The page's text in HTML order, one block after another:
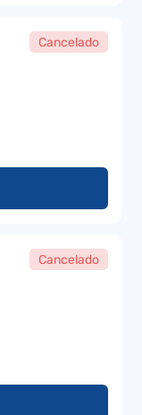
Cancelado
Cancelado